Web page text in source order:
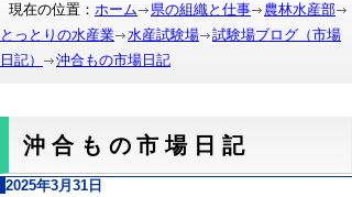
現在の位置： ホーム 県の組織と仕事
農林水産部
とっとりの水産業
水産試験場
試験場ブログ（市場
日記）
沖合もの市場日記
沖合もの市場日記
2025年3月31日